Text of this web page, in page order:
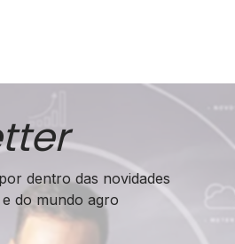
dentro das novidades
do mundo agro